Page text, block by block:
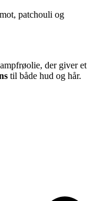
patchouli og
der giver et
til både hud og hår.